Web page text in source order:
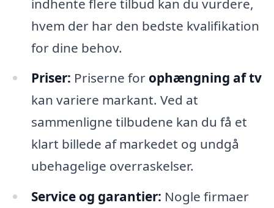
hvem der har den bedste kvalifikation
for dine behov.
Priser: Priserne for ophængning af tv
kan variere markant. Ved at
sammenligne tilbudene kan du få et
klart billede af markedet og undgå
ubehagelige overraskelser.
Service og garantier: Nogle firmaer